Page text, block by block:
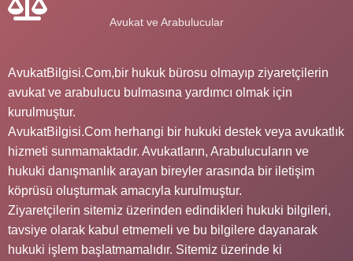
Avukat ve Arabulucular
AvukatBilgisi.Com,bir hukuk bürosu olmayıp ziyaretçilerin
avukat ve arabulucu bulmasına yardımcı olmak için
kurulmuştur.
AvukatBilgisi.Com herhangi bir hukuki destek veya avukatlık
hizmeti sunmamaktadır. Avukatların, Arabulucuların ve
hukuki danışmanlık arayan bireyler arasında bir iletişim
köprüsü oluşturmak amacıyla kurulmuştur.
Ziyaretçilerin sitemiz üzerinden edindikleri hukuki bilgileri,
tavsiye olarak kabul etmemeli ve bu bilgilere dayanarak
hukuki işlem başlatmamalıdır. Sitemiz üzerinde ki